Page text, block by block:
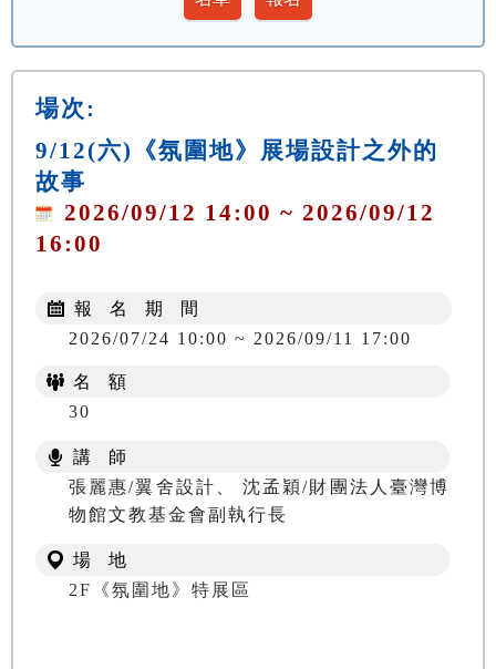
場次:
9/12(六)《氛圍地》展場設計之外的
故事
2026/09/12 14:00 ~ 2026/09/12
16:00
報 名 期 間
2026/07/24 10:00 ~ 2026/09/11 17:00
名 額
30
講 師
張麗惠/翼舍設計、 沈孟穎/財團法人臺灣博
物館文教基金會副執行長
場 地
2F《氛圍地》特展區